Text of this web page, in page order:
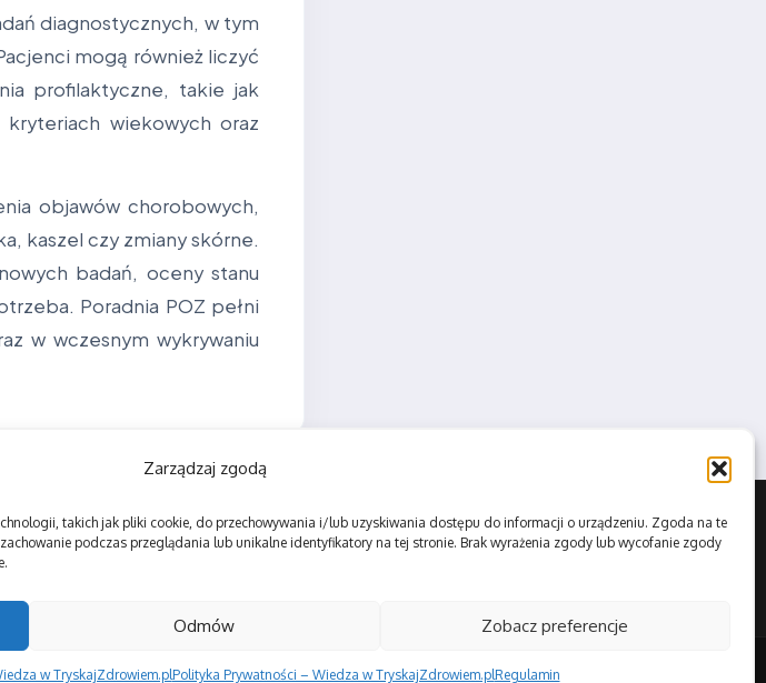
Zarządzaj zgodą
takich jak pliki cookie, do przechowywania i/lub uzyskiwania dostępu do informacji o urządzeniu. Zgoda na te
podczas przeglądania lub unikalne identyfikatory na tej stronie. Brak wyrażenia zgody lub wycofanie zgody
Odmów Zobacz preferencje
w TryskajZdrowiem.plPolityka Prywatności – Wiedza w TryskajZdrowiem.plRegulamin
diagnostycznych, w tym
mogą również liczyć
profilaktyczne, takie jak
wiekowych oraz
objawów chorobowych,
kaszel czy zmiany skórne.
badań, oceny stanu
Poradnia POZ pełni
w wczesnym wykrywaniu
| Zasilane przezMagazyn informacyjny X